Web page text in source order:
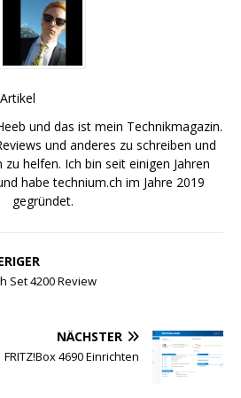
und das ist mein Technikmagazin.
und anderes zu schreiben und
helfen. Ich bin seit einigen Jahren
habe technium.ch im Jahre 2019
gegründet.
Set 4200 Review
NÄCHSTER
FRITZ!Box 4690 Einrichten